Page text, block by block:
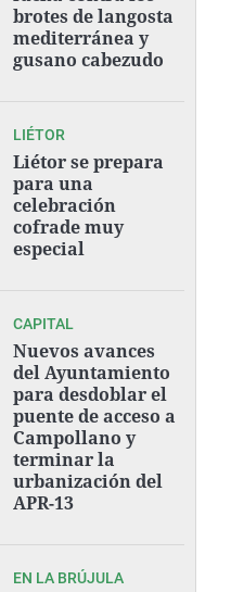
brotes de langosta
mediterránea y
gusano cabezudo
LIÉTOR
Liétor se prepara
para una
celebración
cofrade muy
especial
CAPITAL
Nuevos avances
del Ayuntamiento
para desdoblar el
puente de acceso a
Campollano y
terminar la
urbanización del
APR-13
EN LA BRÚJULA